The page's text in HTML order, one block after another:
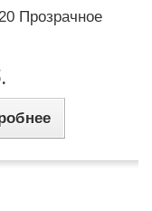
Прозрачное